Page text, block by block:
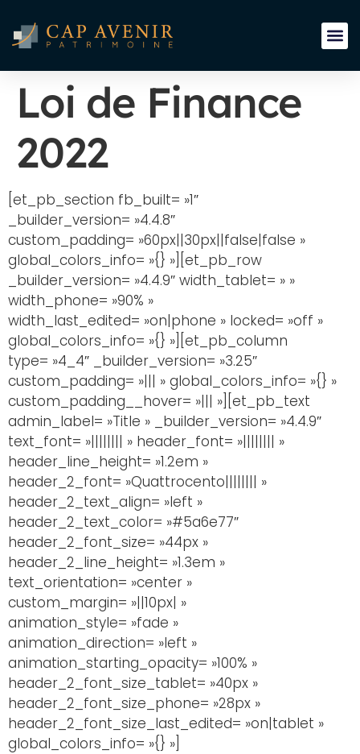
Loi de Finance
2022
[et_pb_section fb_built= »1″
_builder_version= »4.4.8″
custom_padding= »60px||30px||false|false »
global_colors_info= »{} »][et_pb_row
_builder_version= »4.4.9″ width_tablet= » »
width_phone= »90% »
width_last_edited= »on|phone » locked= »off »
global_colors_info= »{} »][et_pb_column
type= »4_4″ _builder_version= »3.25″
custom_padding= »||| » global_colors_info= »{} »
custom_padding__hover= »||| »][et_pb_text
admin_label= »Title » _builder_version= »4.4.9″
text_font= »|||||||| » header_font= »|||||||| »
header_line_height= »1.2em »
header_2_font= »Quattrocento|||||||| »
header_2_text_align= »left »
header_2_text_color= »#5a6e77″
header_2_font_size= »44px »
header_2_line_height= »1.3em »
text_orientation= »center »
custom_margin= »||10px| »
animation_style= »fade »
animation_direction= »left »
animation_starting_opacity= »100% »
header_2_font_size_tablet= »40px »
header_2_font_size_phone= »28px »
header_2_font_size_last_edited= »on|tablet »
global_colors_info= »{} »]